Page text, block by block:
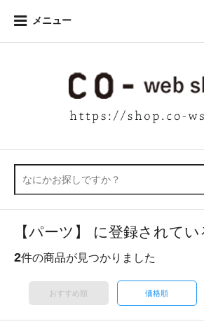
メニュー
【パーツ】 に登録されて
2件の商品が見つかりました
おすすめ順 価格順